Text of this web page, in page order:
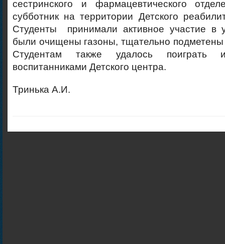
сестринского и фармацевтического
субботник на территории Детского
Студенты принимали активное участие в
были очищены газоны, тщательно
Студентам также удалось
воспитанниками Детского центра.
Тринька А.И.